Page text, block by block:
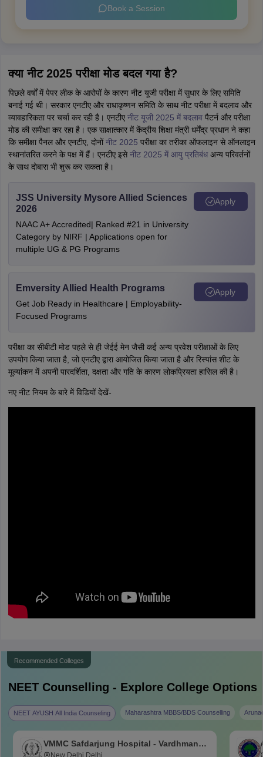
Book a Session
क्या नीट 2025 परीक्षा मोड बदल गया है?
पिछले वर्षों में पेपर लीक के आरोपों के कारण नीट यूजी परीक्षा में सुधार के लिए समिति
बनाई गई थी। सरकार एनटीए और राधाकृष्णन समिति के साथ नीट परीक्षा में बदलाव और
व्यावहारिकता पर चर्चा कर रही है। एनटीए नीट यूजी 2025 में बदलावपैटर्न और परीक्षा
मोड की समीक्षा कर रहा है। एक साक्षात्कार में केंद्रीय शिक्षा मंत्री धर्मेंद्र प्रधान ने कहा
कि समीक्षा पैनल और एनटीए, दोनोंनीट 2025 परीक्षा का तरीका ऑफलाइन से ऑनलाइन
स्थानांतरित करने के पक्ष में हैं। एनटीए इसेनीट 2025 में आयु प्रतिबंधअन्य परिवर्तनों
के साथ दोबारा भी शुरू कर सकता है।
JSS University Mysore Allied Sciences
2026
NAAC A+ Accredited| Ranked #21 in University
Category by NIRF | Applications open for
multiple UG & PG Programs
Apply
Emversity Allied Health Programs
Get Job Ready in Healthcare | Employability-
Focused Programs
Apply
परीक्षा का सीबीटी मोड पहले से ही जेईई मेन जैसी कई अन्य प्रवेश परीक्षाओं के लिए
उपयोग किया जाता है, जो एनटीए द्वारा आयोजित किया जाता है और रिस्पांस शीट के
मूल्यांकन में अपनी पारदर्शिता, दक्षता और गति के कारण लोकप्रियता हासिल की है।
नए नीट नियम के बारे में विडियों देखें-
Recommended Colleges
NEETCounselling - Explore College Options
NEET AYUSH All India Counseling Maharashtra MBBS/BDS Counselling
VMMC Safdarjung Hospital - Vardhman
New Delhi,Delhi